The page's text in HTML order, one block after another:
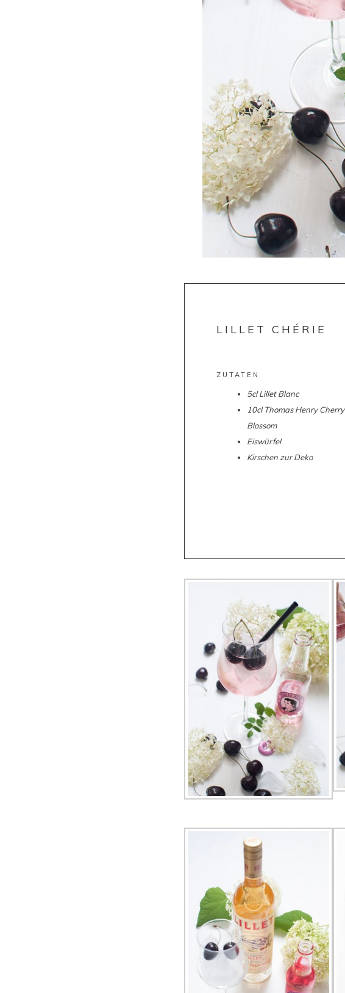
LILLET CHÉRIE
ZUTATEN
5cl Lillet Blanc
10clThomas Henry Cherry
Blossom
Eiswürfel
Kirschen zur Deko